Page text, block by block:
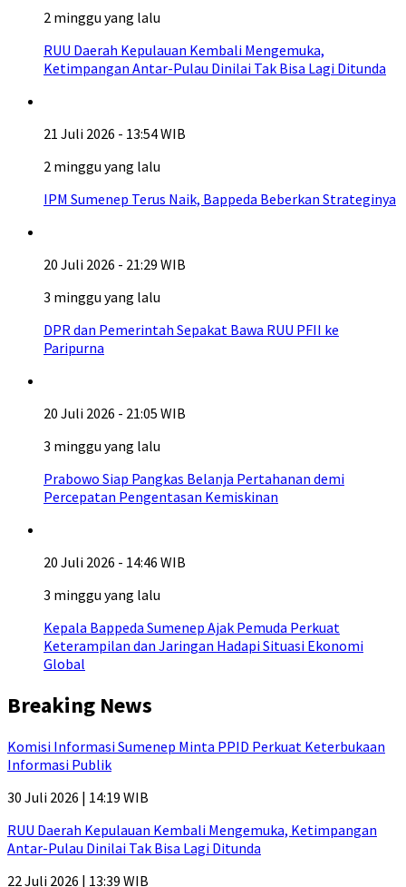
2 minggu yang lalu
RUU Daerah Kepulauan Kembali Mengemuka,
Ketimpangan Antar-Pulau Dinilai Tak Bisa Lagi Ditunda
21 Juli 2026 - 13:54 WIB
2 minggu yang lalu
IPM Sumenep Terus Naik, Bappeda Beberkan Strateginya
20 Juli 2026 - 21:29 WIB
3 minggu yang lalu
DPR dan Pemerintah Sepakat Bawa RUU PFII ke
Paripurna
20 Juli 2026 - 21:05 WIB
3 minggu yang lalu
Prabowo Siap Pangkas Belanja Pertahanan demi
Percepatan Pengentasan Kemiskinan
20 Juli 2026 - 14:46 WIB
3 minggu yang lalu
Kepala Bappeda Sumenep Ajak Pemuda Perkuat
Keterampilan dan Jaringan Hadapi Situasi Ekonomi
Global
Breaking News
Komisi Informasi Sumenep Minta PPID Perkuat Keterbukaan
Informasi Publik
30 Juli 2026 | 14:19 WIB
RUU Daerah Kepulauan Kembali Mengemuka, Ketimpangan
Antar-Pulau Dinilai Tak Bisa Lagi Ditunda
22 Juli 2026 | 13:39 WIB